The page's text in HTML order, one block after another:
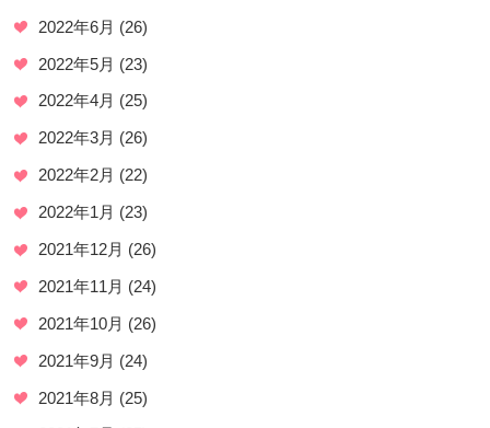
2022年6月 (26)
2022年5月 (23)
2022年4月 (25)
2022年3月 (26)
2022年2月 (22)
2022年1月 (23)
2021年12月 (26)
2021年11月 (24)
2021年10月 (26)
2021年9月 (24)
2021年8月 (25)